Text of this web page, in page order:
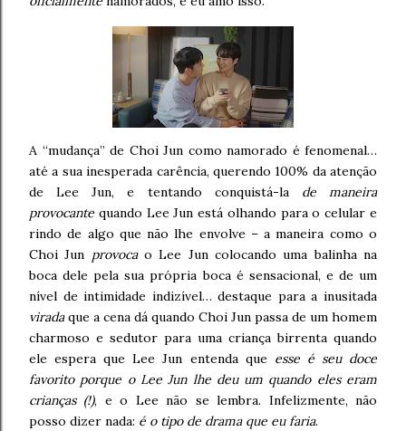
A “mudança” de Choi Jun como namorado é fenomenal…
até a sua inesperada carência, querendo 100% da atenção
de Lee Jun, e tentando conquistá-la de maneira
provocante quando Lee Jun está olhando para o celular e
rindo de algo que não lhe envolve – a maneira como o
Choi Jun provocao Lee Jun colocando uma balinha na
boca dele pela sua própria boca é sensacional, e de um
nível de intimidade indizível… destaque para a inusitada
viradaque a cena dá quando Choi Jun passa de um homem
charmoso e sedutor para uma criança birrenta quando
ele espera que Lee Jun entenda que esse é seu doce
favorito porque o Lee Jun lhe deu um quando eles eram
crianças (!), e o Lee não se lembra. Infelizmente, não
posso dizer nada: é o tipo de drama que eu faria.